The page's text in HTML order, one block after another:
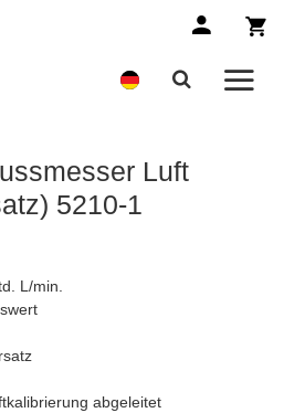
Luft
5210-1
L/min.
abgeleitet